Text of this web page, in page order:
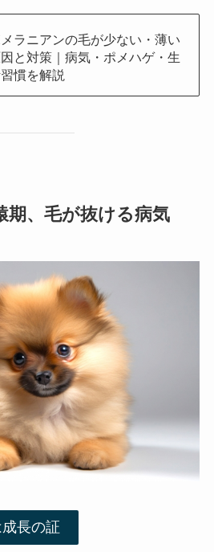
ラニアンの毛が少ない・薄い
と対策｜病気・ポメハゲ・生
慣を解説
期、毛が抜ける病気
長の証